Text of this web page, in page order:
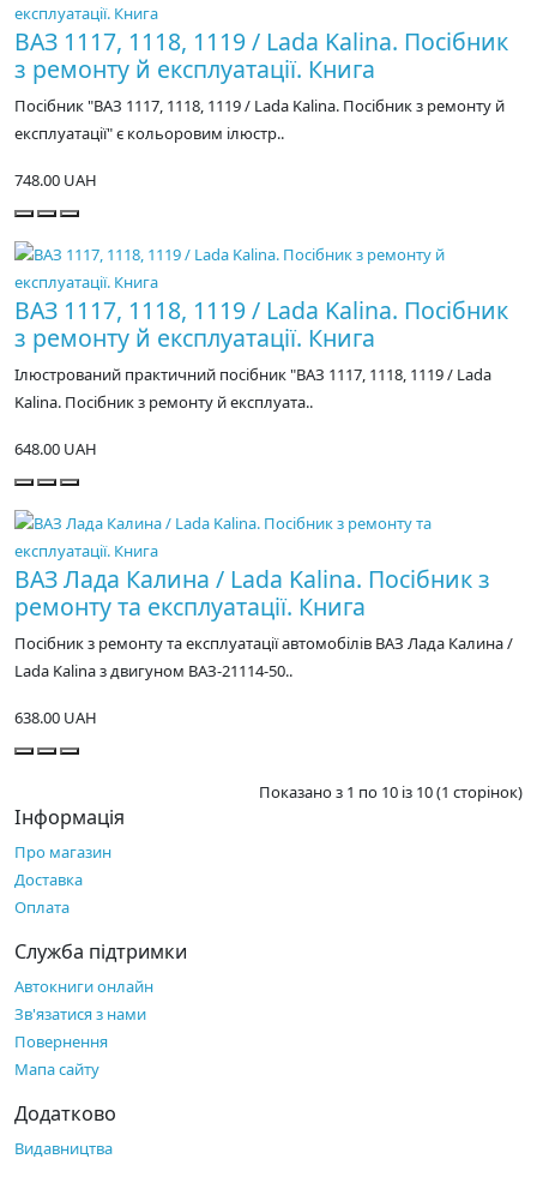
ВАЗ 1117, 1118, 1119 / Lada Kalina. Посібник
з ремонту й експлуатації. Книга
Посібник "ВАЗ 1117, 1118, 1119 / Lada Kalina. Посібник з ремонту й
експлуатації" є кольоровим ілюстр..
748.00 UAH
ВАЗ 1117, 1118, 1119 / Lada Kalina. Посібник
з ремонту й експлуатації. Книга
Ілюстрований практичний посібник "ВАЗ 1117, 1118, 1119 / Lada
Kalina. Посібник з ремонту й експлуата..
648.00 UAH
ВАЗ Лада Калина / Lada Kalina. Посібник з
ремонту та експлуатації. Книга
Посібник з ремонту та експлуатації автомобілів ВАЗ Лада Калина /
Lada Kalina з двигуном ВАЗ-21114-50..
638.00 UAH
Показано з 1 по 10 із 10 (1 сторінок)
Інформація
Про магазин
Доставка
Оплата
Служба підтримки
Автокниги онлайн
Зв'язатися з нами
Повернення
Мапа сайту
Додатково
Видавництва